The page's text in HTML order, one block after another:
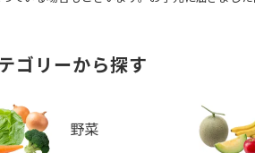
ゴリーから探す